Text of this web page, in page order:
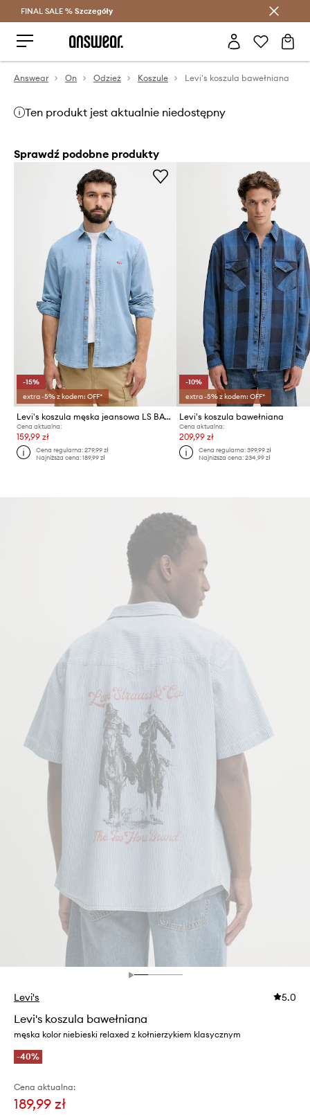
Oszczędzaj z Answear Club >
FINAL SALE % Szczegóły
Answear On Odzież Koszule Levi's koszula bawełniana
Ten produkt jest aktualnie niedostępny
Sprawdź podobne produkty
-15%
extra -5% z kodem: OFF*
Levi's koszula męska jeansowa LS BATTERY HM SHIRT SLIM
Cena aktualna:
159,99 zł
Cena regularna:279,99 zł
Najniższa cena:189,99 zł
-10%
extra -5% z kodem: OFF*
Levi's koszula bawełniana
Cena aktualna:
209,99 zł
Cena regularna: 399,99 zł
Najniższa cena: 234,99 zł
Levi's 5.0
Levi's koszula bawełniana
męska kolor niebieski relaxed z kołnierzykiem klasycznym
-40%
Cena aktualna:
189,99 zł